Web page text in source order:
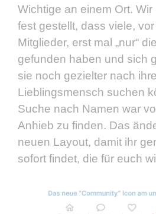
Wichtige an einem Ort.
fest gestellt, dass viele,
Mitglieder, erst mal „nur“
gefunden haben und sich
sie noch gezielter nach
Lieblingsmensch suchen
Suche nach Namen war
Anhieb zu finden. Das
neuen Layout, damit ihr
sofort findet, die für euch